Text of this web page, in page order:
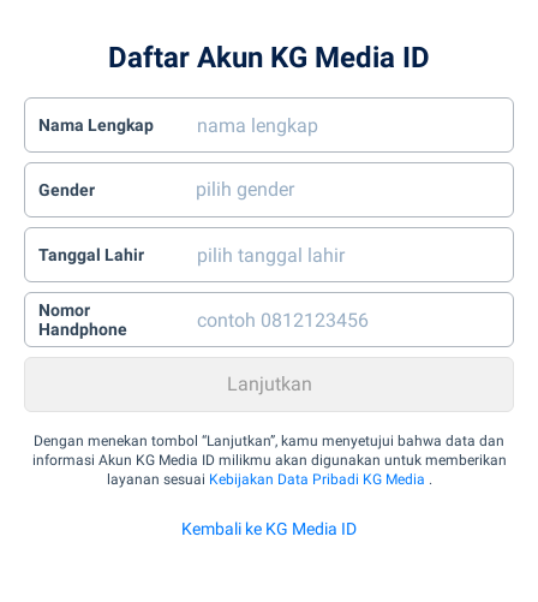
Daftar Akun KG Media ID
Nama Lengkap
Gender
Tanggal Lahir
Nomor
Handphone
Dengan menekan tombol “Lanjutkan”, kamu menyetujui bahwa data dan
informasi Akun KG Media ID milikmu akan digunakan untuk memberikan
layanan sesuai Kebijakan Data Pribadi KG Media .
Kembali ke KG Media ID